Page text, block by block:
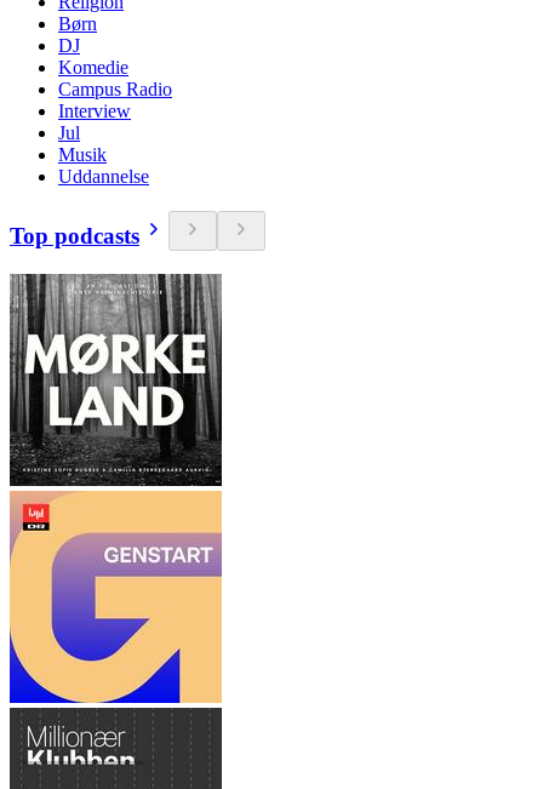
Børn
DJ
Komedie
Campus Radio
Interview
Jul
Musik
Uddannelse
Top podcasts